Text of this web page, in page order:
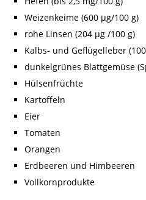
Weizenkeime (600 µg/100 g)
rohe Linsen (204 µg /100 g)
Kalbs- und Geflügelleber
dunkelgrünes Blattgemüse
Hülsenfrüchte
Kartoffeln
Eier
Tomaten
Orangen
Erdbeeren und Himbeeren
Vollkornprodukte